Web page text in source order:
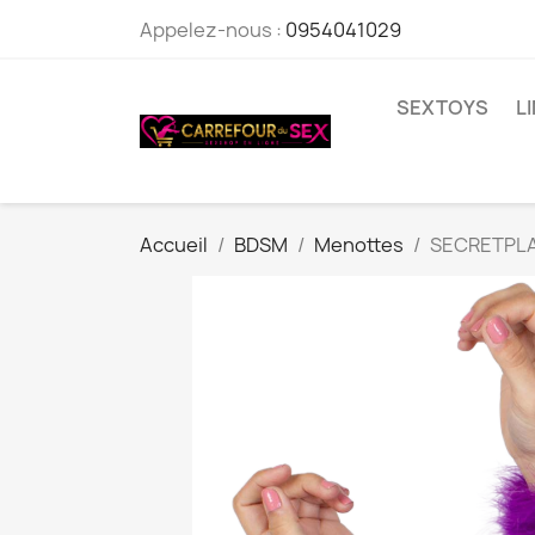
Appelez-nous : 0954041029
SEXTOYS
Accueil BDSM Menottes